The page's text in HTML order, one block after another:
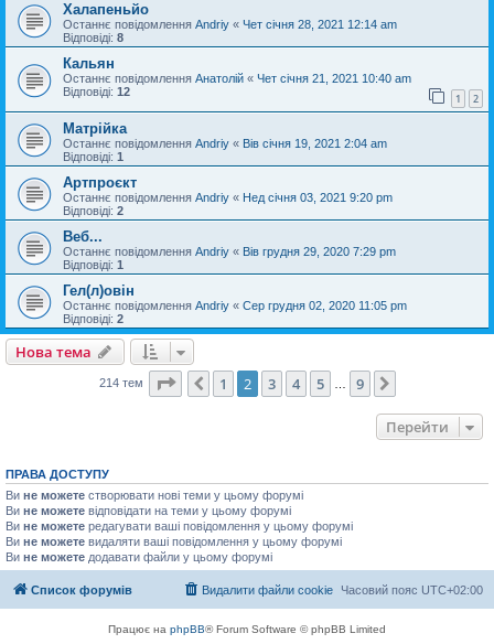
Халапеньйо
Останнє повідомлення Andriy « Чет січня 28, 2021 12:14 am
Відповіді: 8
Кальян
Останнє повідомлення Анатолій « Чет січня 21, 2021 10:40 am
Відповіді: 12 1 2
Матрійка
Останнє повідомлення Andriy « Вів січня 19, 2021 2:04 am
Відповіді: 1
Артпроєкт
Останнє повідомлення Andriy « Нед січня 03, 2021 9:20 pm
Відповіді: 2
Веб...
Останнє повідомлення Andriy « Вів грудня 29, 2020 7:29 pm
Відповіді: 1
Гел(л)овін
Останнє повідомлення Andriy « Сер грудня 02, 2020 11:05 pm
Відповіді: 2
Нова тема
214 тем Сторінка 2з 9
Поперед.
1 2 3 4 5 9
Перейти
ПРАВА ДОСТУПУ
Ви не можете створювати нові теми у цьому форумі
Ви не можете відповідати на теми у цьому форумі
Ви не можете редагувати ваші повідомлення у цьому форумі
Ви не можете видаляти ваші повідомлення у цьому форумі
Ви не можете додавати файли у цьому форумі
Список форумів Часовий пояс UTC+02:00
Видалити файли cookie
Працює на phpBB® Forum Software © phpBB Limited